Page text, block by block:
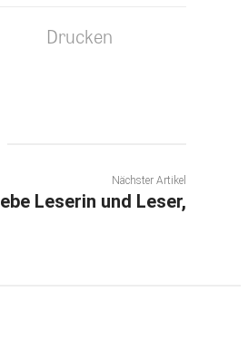
Drucken
Nächster Artikel
Leserin und Leser,